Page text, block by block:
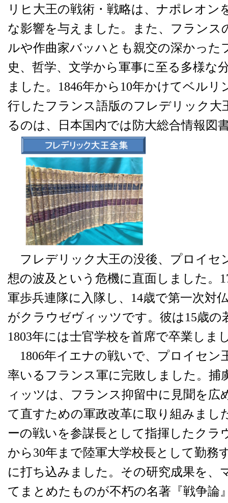
リヒ大王の戦術・戦略は、ナポレオン
な影響を与えました。また、フランス
ルや作曲家バッハとも親交の深かった
史、哲学、文学から軍事に至る多様な
ました。1846年から10年かけてベルリ
行したフランス語版のフレデリック大
るのは、日本国内では防大総合情報図
フレデリック大王の没後、プロイセ
想の波及という危機に直面しました。
軍歩兵連隊に入隊し、14歳で第一次対
がクラウゼヴィッツです。彼は15歳の
1803年には士官学校を首席で卒業しま
1806年イエナの戦いで、プロイセン
率いるフランス軍に完敗しました。捕
ィッツは、フランス抑留中に見聞を広
て直すための軍政改革に取り組みまし
ーの戦いを参謀長として指揮したクラ
から30年まで陸軍大学校長として勤務
に打ち込みました。その研究成果を、
てまとめたものが不朽の名著『戦争論